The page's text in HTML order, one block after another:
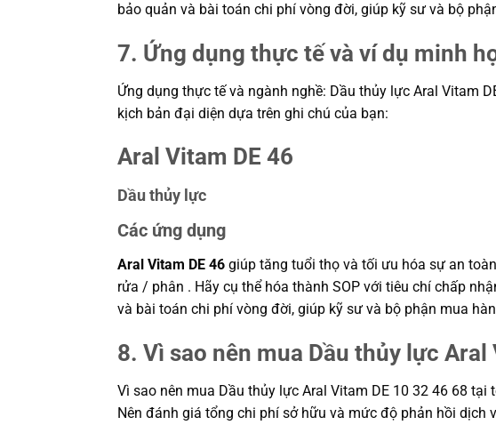
bảo quản và bài toán chi phí vòng đời, giúp kỹ sư và bộ
7. Ứng dụng thực tế và ví dụ minh
Ứng dụng thực tế và ngành nghề: Dầu thủy lực Aral Vitam
kịch bản đại diện dựa trên ghi chú của bạn:
Aral Vitam DE 46
Dầu thủy lực
Các ứng dụng
Aral Vitam DE 46 giúp tăng tuổi thọ và tối ưu hóa sự an
rửa / phân . Hãy cụ thể hóa thành SOP với tiêu chí chấp
và bài toán chi phí vòng đời, giúp kỹ sư và bộ phận mua
8. Vì sao nên mua Dầu thủy lực
Vì sao nên mua Dầu thủy lực Aral Vitam DE 10 32 46 68
Nên đánh giá tổng chi phí sở hữu và mức độ phản hồi dịch